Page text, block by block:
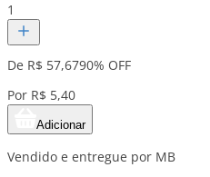
1
De R$ 57,6790% OFF
Por R$ 5,40
Adicionar
Vendido e entregue por MB